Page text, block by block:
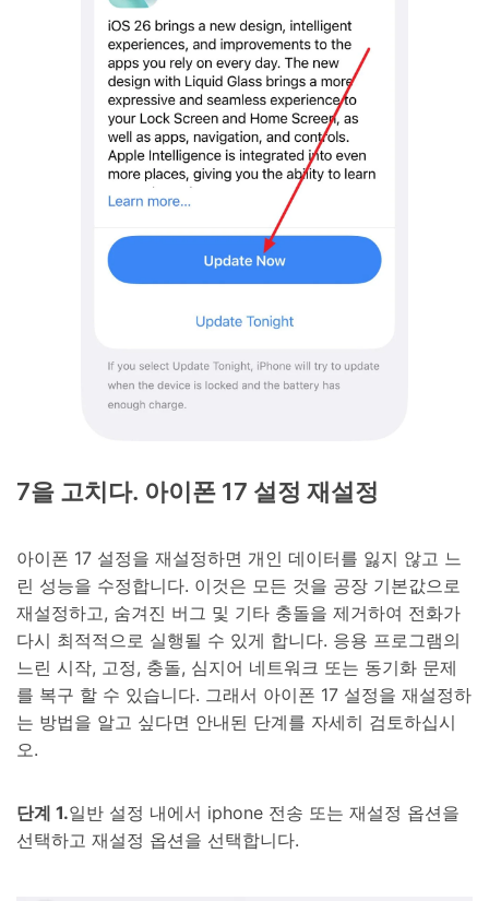
7을 고치다. 아이폰 17 설정 재설정
아이폰 17 설정을 재설정하면 개인 데이터를 잃지 않고 느
린 성능을 수정합니다. 이것은 모든 것을 공장 기본값으로
재설정하고, 숨겨진 버그 및 기타 충돌을 제거하여 전화가
다시 최적적으로 실행될 수 있게 합니다. 응용 프로그램의
느린 시작, 고정, 충돌, 심지어 네트워크 또는 동기화 문제
를 복구 할 수 있습니다. 그래서 아이폰 17 설정을 재설정하
는 방법을 알고 싶다면 안내된 단계를 자세히 검토하십시
오.
단계 1.일반 설정 내에서 iphone 전송 또는 재설정 옵션을
선택하고 재설정 옵션을 선택합니다.